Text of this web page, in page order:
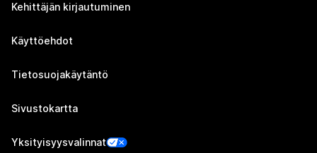
Kehittäjän kirjautuminen
Käyttöehdot
Tietosuojakäytäntö
Sivustokartta
Yksityisyysvalinnat